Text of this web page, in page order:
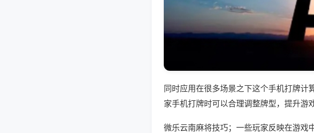
同时应用在很多场景之下这个手机打牌计
家手机打牌时可以合理调整牌型，提升游
微乐云南麻将技巧；一些玩家反映在游戏